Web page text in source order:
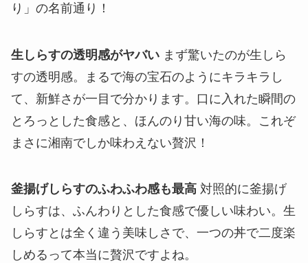
り」の名前通り！
生しらすの透明感がヤバい まず驚いたのが生しら
すの透明感。まるで海の宝石のようにキラキラし
て、新鮮さが一目で分かります。口に入れた瞬間の
とろっとした食感と、ほんのり甘い海の味。これぞ
まさに湘南でしか味わえない贅沢！
釜揚げしらすのふわふわ感も最高 対照的に釜揚げ
しらすは、ふんわりとした食感で優しい味わい。生
しらすとは全く違う美味しさで、一つの丼で二度楽
しめるって本当に贅沢ですよね。